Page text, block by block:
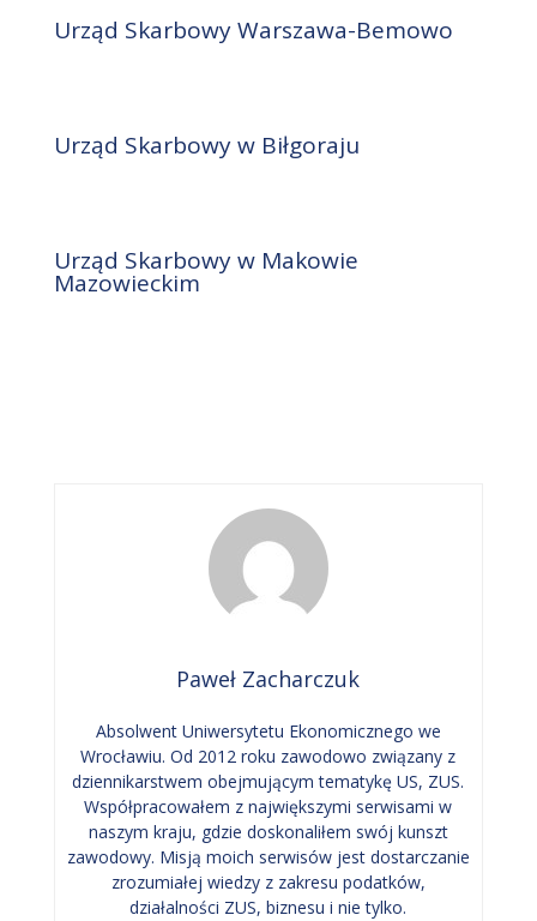
Urząd Skarbowy Warszawa-Bemowo
Urząd Skarbowy w Biłgoraju
Urząd Skarbowy w Makowie
Mazowieckim
Paweł Zacharczuk
Absolwent Uniwersytetu Ekonomicznego we
Wrocławiu. Od 2012 roku zawodowo związany z
dziennikarstwem obejmującym tematykę US, ZUS.
Współpracowałem z największymi serwisami w
naszym kraju, gdzie doskonaliłem swój kunszt
zawodowy. Misją moich serwisów jest dostarczanie
zrozumiałej wiedzy z zakresu podatków,
działalności ZUS, biznesu i nie tylko.